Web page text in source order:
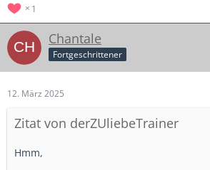
1
Chantale
Fortgeschrittener
12. März 2025
Zitat von derZUliebeTrainer
Hmm,